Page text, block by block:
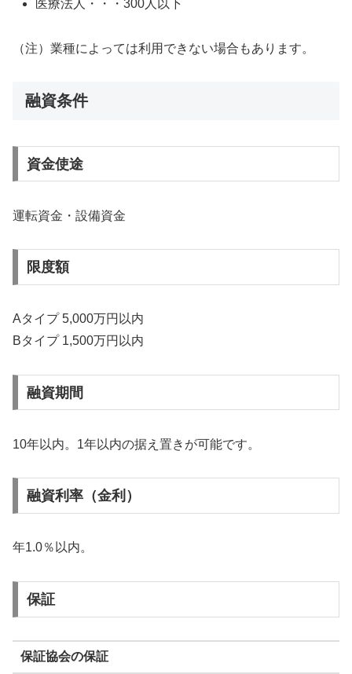
医療法人・・・300人以下
（注）業種によっては利用できない場合もあります。
融資条件
資金使途
運転資金・設備資金
限度額
Aタイプ 5,000万円以内
Bタイプ 1,500万円以内
融資期間
10年以内。1年以内の据え置きが可能です。
融資利率（金利）
年1.0％以内。
保証
保証協会の保証